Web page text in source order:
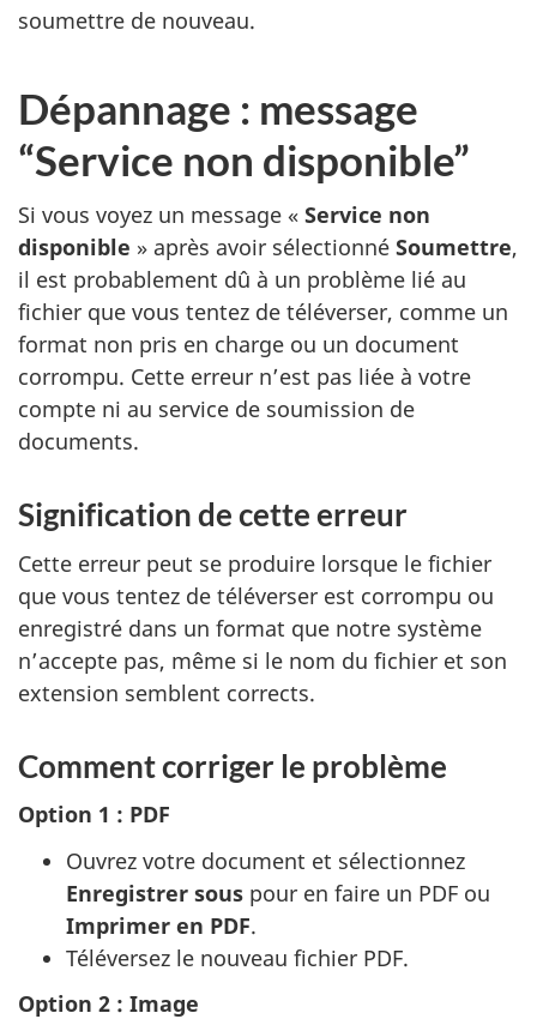
soumettre de nouveau.
Dépannage : message
“Service non disponible”
Si vous voyez un message « Service non
disponible » après avoir sélectionné Soumettre,
il est probablement dû à un problème lié au
fichier que vous tentez de téléverser, comme un
format non pris en charge ou un document
corrompu. Cette erreur n’est pas liée à votre
compte ni au service de soumission de
documents.
Signification de cette erreur
Cette erreur peut se produire lorsque le fichier
que vous tentez de téléverser est corrompu ou
enregistré dans un format que notre système
n’accepte pas, même si le nom du fichier et son
extension semblent corrects.
Comment corriger le problème
Option 1 : PDF
Ouvrez votre document et sélectionnez
Enregistrer sous pour en faire un PDF ou
Imprimer en PDF.
Téléversez le nouveau fichier PDF.
Option 2 : Image